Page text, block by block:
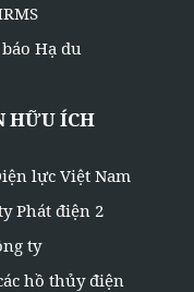
Hạ du
HỮU ÍCH
lực Việt Nam
Phát điện 2
ty
hồ thủy điện